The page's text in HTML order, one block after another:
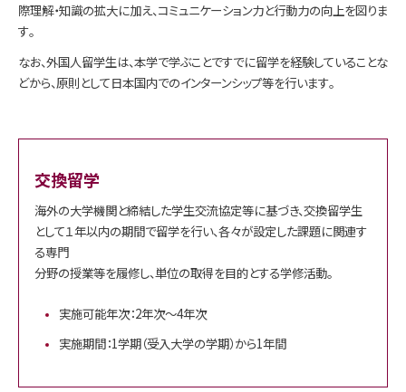
際理解・知識の拡大に加え、コミュニケーション力と行動力の向上を図りま
す｡
なお、外国人留学生は、本学で学ぶことですでに留学を経験していることな
どから、原則として日本国内でのインターンシップ等を行います｡
交換留学
海外の大学機関と締結した学生交流協定等に基づき、交換留学生
として１年以内の期間で留学を行い、各々が設定した課題に関連す
る専門
分野の授業等を履修し、単位の取得を目的とする学修活動。
実施可能年次：2年次～4年次
実施期間：1学期（受入大学の学期）から1年間